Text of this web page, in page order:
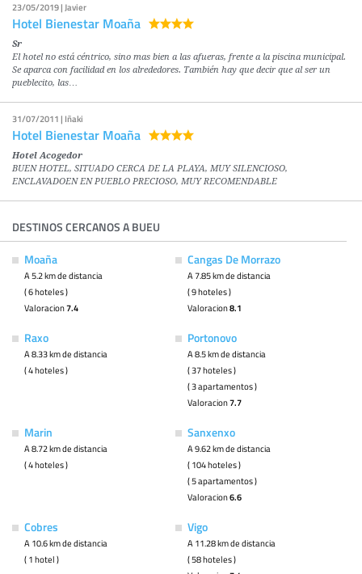
23/05/2019 | Javier
Hotel Bienestar Moaña
Sr
El hotel no está céntrico, sino mas bien a las afueras, frente a la piscina municipal.
Se aparca con facilidad en los alrededores. También hay que decir que al ser un
pueblecito, las…
31/07/2011 | Iñaki
Hotel Bienestar Moaña
Hotel Acogedor
BUEN HOTEL, SITUADO CERCA DE LA PLAYA, MUY SILENCIOSO,
ENCLAVADOEN EN PUEBLO PRECIOSO, MUY RECOMENDABLE
DESTINOS CERCANOS A BUEU
Moaña
A 5.2 km de distancia
( 6 hoteles )
Valoracion7.4
Cangas De Morrazo
A 7.85 km de distancia
( 9 hoteles )
Valoracion8.1
Raxo
A 8.33 km de distancia
( 4 hoteles )
Portonovo
A 8.5 km de distancia
( 37 hoteles )
( 3 apartamentos )
Valoracion7.7
Marin
A 8.72 km de distancia
( 4 hoteles )
Sanxenxo
A 9.62 km de distancia
( 104 hoteles )
( 5 apartamentos )
Valoracion6.6
Cobres
A 10.6 km de distancia
( 1 hotel )
Vigo
A 11.28 km de distancia
( 58 hoteles )